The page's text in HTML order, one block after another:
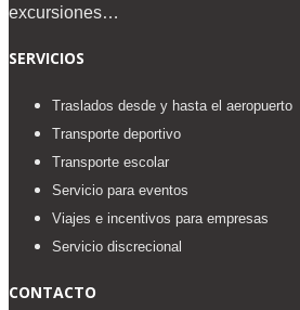
excursiones…
SERVICIOS
Traslados desde y hasta el aeropuerto
Transporte deportivo
Transporte escolar
Servicio para eventos
Viajes e incentivos para empresas
Servicio discrecional
CONTACTO